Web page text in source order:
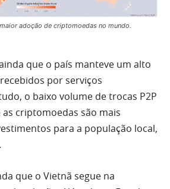
adoção de criptomoedas no mundo.
que o país manteve um alto
por serviços
o baixo volume de trocas P2P
criptomoedas são mais
para a população local,
que o Vietnã segue na